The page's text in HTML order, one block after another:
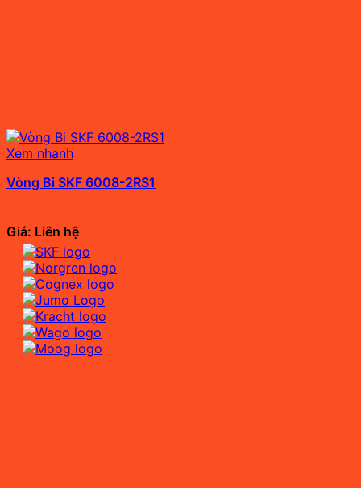
Xem nhanh
Vòng Bi SKF 6008-2RS1
Giá: Liên hệ